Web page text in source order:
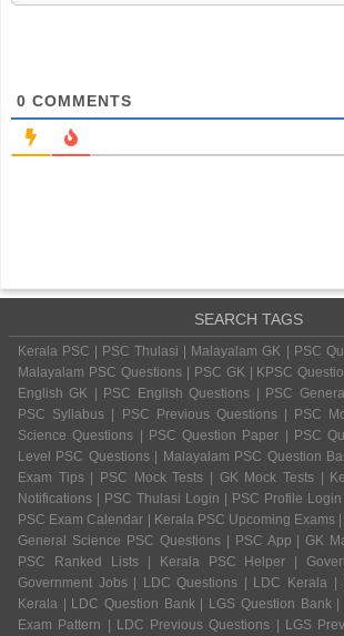
0 COMMENTS
SEARCH TAGS
Kerala PSC | PSC Thulasi | Malayalam GK | PSC
Malayalam PSC Questions | PSC GK | KPSC
English GK | PSC English Questions | PSC
PSC Syllabus | PSC Previous Questions | PSC
Science Questions | PSC Question Paper | PSC
Level PSC Questions | Malayalam PSC Question
Exam Tips | PSC Mock Tests | GK Mock Tests |
Notifications | PSC Thulasi Login | PSC Profile
PSC Exam Calendar | Kerala PSC Upcoming Exams
General Science PSC Questions | PSC App | GK
PSC Ranked Lists | Kerala PSC Helper |
Government Jobs | LDC Questions | LDC Kerala |
Kerala | LDC Question Bank | LGS Question Bank
Exam Pattern | LDC Previous Questions | LGS